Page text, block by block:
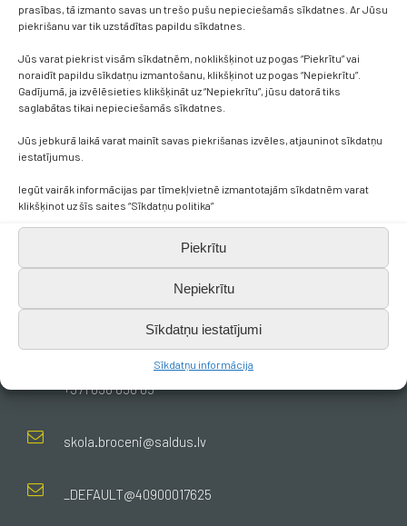
prasības, tā izmanto savas un trešo pušu nepieciešamās sīkdatnes. Ar Jūsu
piekrišanu var tik uzstādītas papildu sīkdatnes.
Jūs varat piekrist visām sīkdatnēm, noklikšķinot uz pogas “Piekrītu” vai
noraidīt papildu sīkdatņu izmantošanu, klikšķinot uz pogas “Nepiekrītu”.
Gadījumā, ja izvēlēsieties klikšķināt uz “Nepiekrītu”, jūsu datorā tiks
saglabātas tikai nepieciešamās sīkdatnes.
Jūs jebkurā laikā varat mainīt savas piekrišanas izvēles, atjauninot sīkdatņu
iestatījumus.
Iegūt vairāk informācijas par tīmekļvietnē izmantotajām sīkdatnēm varat
klikšķinot uz šīs saites “Sīkdatņu politika”
Piekrītu
Nepiekrītu
Sīkdatņu iestatījumi
Sīkdatņu informācija
+371 638 656 05
skola.broceni@saldus.lv
_DEFAULT@40900017625